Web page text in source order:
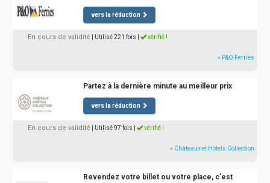
vers la réduction
En cours de validité | Utilisé 221 fois vérifié !
» P&O Ferries
Partez à la dernière minute au meilleur prix
vers la réduction
En cours de validité | Utilisé 97 fois vérifié !
» Châteaux et Hôtels Collection
Revendez votre billet ou votre place, c'est